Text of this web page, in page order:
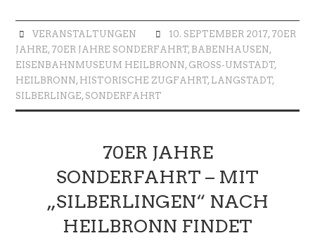
VERANSTALTUNGEN 10. SEPTEMBER 2017, 70ER
JAHRE, 70ER JAHRE SONDERFAHRT, BABENHAUSEN,
EISENBAHNMUSEUM HEILBRONN, GROSS-UMSTADT
,
HEILBRONN, HISTORISCHE ZUGFAHRT, LANGSTADT,
SILBERLINGE, SONDERFAHRT
70ER JAHRE
SONDERFAHRT – MIT
„SILBERLINGEN“ NACH
HEILBRONN FINDET